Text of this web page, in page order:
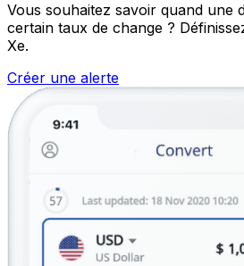
Vous souhaitez savoir quand une
certain taux de change ?
Xe.
Créer une alerte